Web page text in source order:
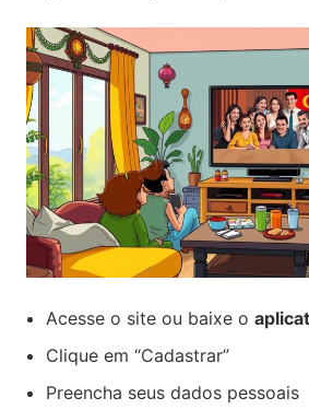
Acesse o site ou baixe o
Clique em “Cadastrar”
Preencha seus dados pessoais